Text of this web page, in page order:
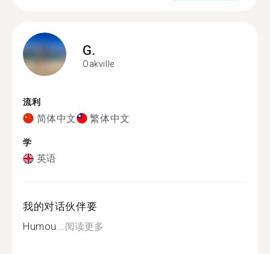
G.
Oakville
流利
简体中文 繁体中文
学
英语
我的对话伙伴要
Humou...阅读更多